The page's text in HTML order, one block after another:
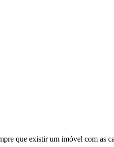
que existir um imóvel com as